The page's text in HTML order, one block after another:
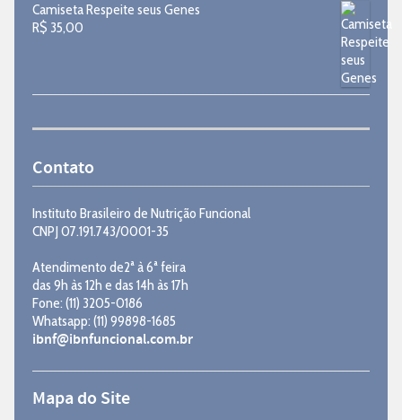
Camiseta Respeite seus Genes
R$ 35,00
Contato
Instituto Brasileiro de Nutrição Funcional
CNPJ 07.191.743/0001-35
Atendimento de2ª à 6ª feira
das 9h às 12h e das 14h às 17h
Fone: (11) 3205-0186
Whatsapp: (11) 99898-1685
ibnf@ibnfuncional.com.br
Mapa do Site